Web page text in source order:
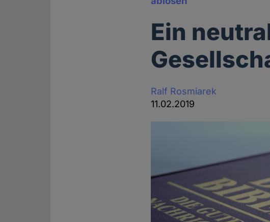
Ein
Ralf Rosmiarek
11.02.2019